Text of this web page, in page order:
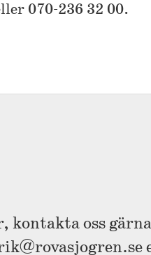
070-236 32 00.
oss